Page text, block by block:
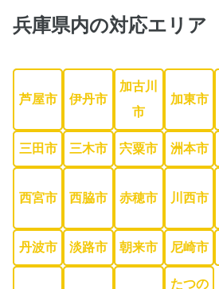
兵庫県内の対応エリア
芦屋市 伊丹市
加古川
市
加東市
三田市 三木市 宍粟市 洲本市
西宮市 西脇市 赤穂市 川西市
丹波市 淡路市 朝来市 尼崎市
たつの